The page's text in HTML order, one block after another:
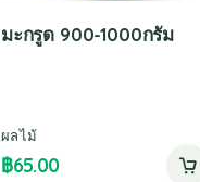
มะกรูด 900-1000กรัม
ผลไม้
฿65.00